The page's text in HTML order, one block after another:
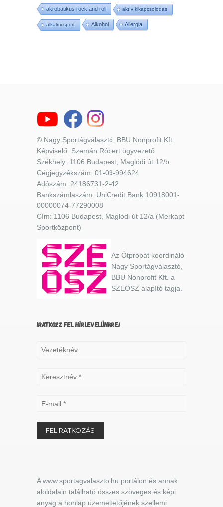
akrobatikus rock and roll aktív kikapcsolódás
alkalmi sport Alkohol Allergia
© Nagy Sportágválasztó, BBU Nonprofit Kft.
Képviselő: Szemán Róbert ügyvezető
Székhely: 1106 Budapest, Maglódi út 12/b
Cégjegyzékszám: 01-09-994624
Adószám: 24186731-2-42
Bankszámlaszám: UniCredit Bank 10918001-
00000074-77290008
Cím: 1106 Budapest, Maglódi út 12/a (Merkapt
Sportközpont)
Az Ötpróbát koordináló
Nagy Sportágválasztó,
BBU Nonprofit Kft. a
SZEOSZ alapító tagja.
IRATKOZZ FEL HÍRLEVELÜNKRE!
A www.sportagvalaszto.hu portálon és annak
aloldalain található összes szöveges és képi
anyag a honlap üzemeltetőjének szellemi